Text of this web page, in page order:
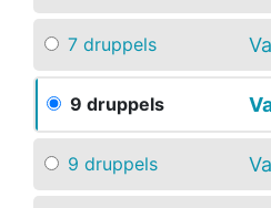
7 druppels
9 druppels
9 druppels